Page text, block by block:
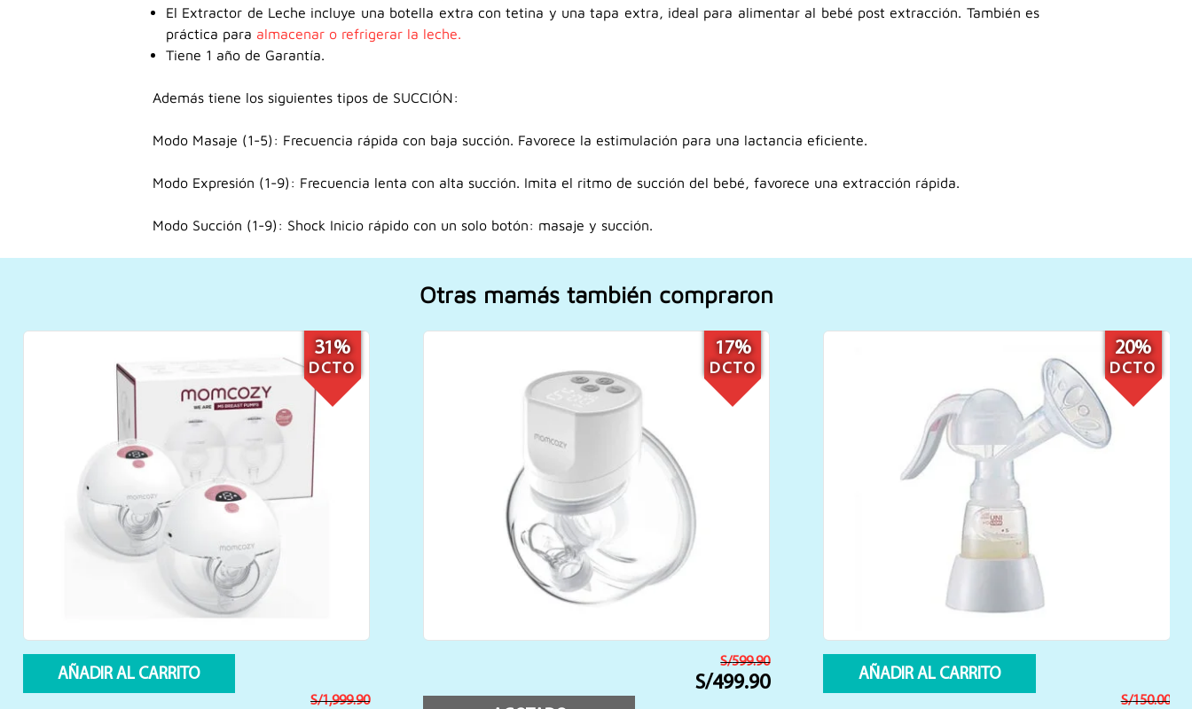
El Extractor de Leche incluye una botella extra con tetina y una tapa extra, ideal para alimentar al bebé post extracción. También es
práctica para almacenar o refrigerar la leche.
Tiene 1 año de Garantía.
Además tiene los siguientes tipos de SUCCIÓN:
Modo Masaje (1-5): Frecuencia rápida con baja succión. Favorece la estimulación para una lactancia eficiente.
Modo Expresión (1-9): Frecuencia lenta con alta succión. Imita el ritmo de succión del bebé, favorece una extracción rápida.
Modo Succión (1-9): Shock Inicio rápido con un solo botón: masaje y succión.
Otras mamás también compraron
20%
DCTO
AÑADIR AL CARRITO
S/49.90
10%
DCTO
13%
DCTO
AÑADIR AL CARRITO
S/